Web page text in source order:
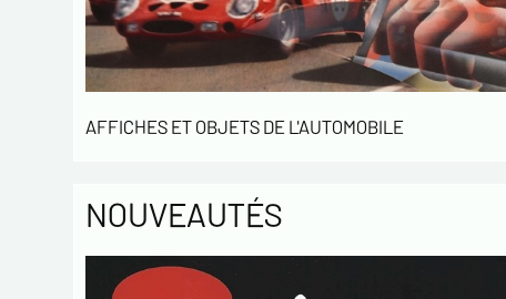
AFFICHES ET OBJETS DE L'AUTOMOBILE
NOUVEAUTÉS